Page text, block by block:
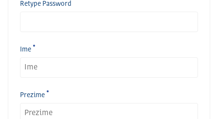
Retype Password
Ime
Prezime